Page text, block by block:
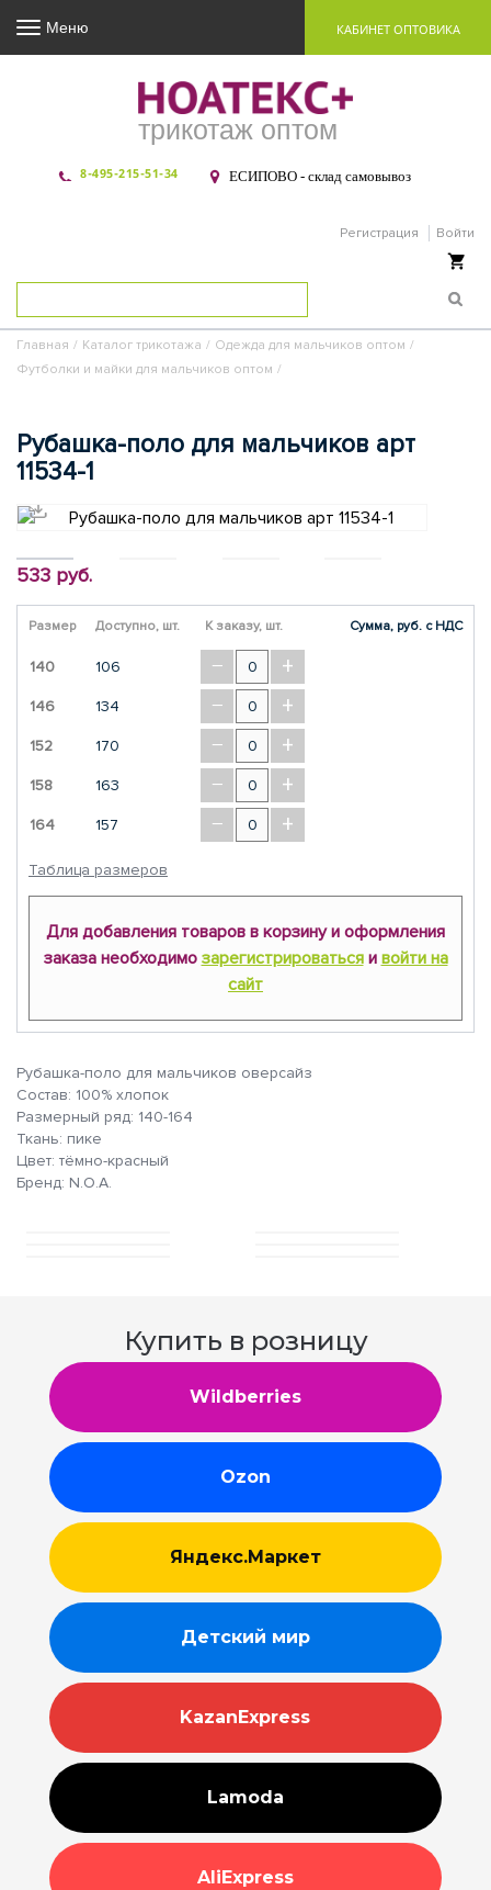
трикотаж оптом
8-495-215-51-34 ЕСИПОВО - склад самовывоз
Регистрация Войти
Меню КАБИНЕТ ОПТОВИКА
Главная / Каталог трикотажа / Одежда для мальчиков оптом /
Футболки и майки для мальчиков оптом /
Рубашка-поло для мальчиков арт
11534-1
533 руб.
Размер Доступно, шт. К заказу, шт. Сумма, руб. с НДС
140 106 − +
146 134 − +
152 170 − +
158 163 − +
164 157 − +
Таблица размеров
Для добавления товаров в корзину и оформления
заказа необходимо зарегистрироватьсяи войти на
сайт
Рубашка-поло для мальчиков оверсайз
Состав: 100% хлопок
Размерный ряд: 140-164
Ткань: пике
Цвет: тёмно-красный
Бренд: N.O.A.
Купить в розницу
Wildberries
Ozon
Яндекс.Маркет
Детский мир
KazanExpress
Lamoda
AliExpress